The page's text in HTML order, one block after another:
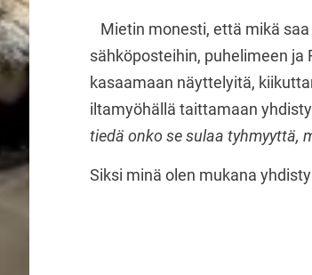
Mietin monesti, että mikä
sähköposteihin, puhelimeen
kasaamaan näyttelyitä,
iltamyöhällä taittamaan
tiedä onko se sulaa tyhmyyttä,
Siksi minä olen mukana